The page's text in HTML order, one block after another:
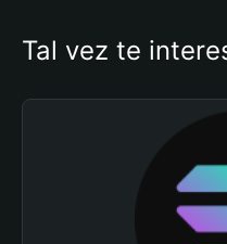
Tal vez te